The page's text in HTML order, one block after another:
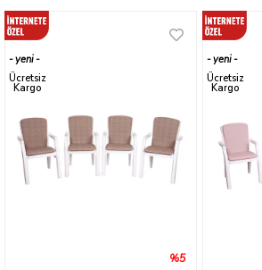
%5
yeni
ürün
Ücretsiz
Kargo
yeni
ürün
Ücretsiz
Kargo